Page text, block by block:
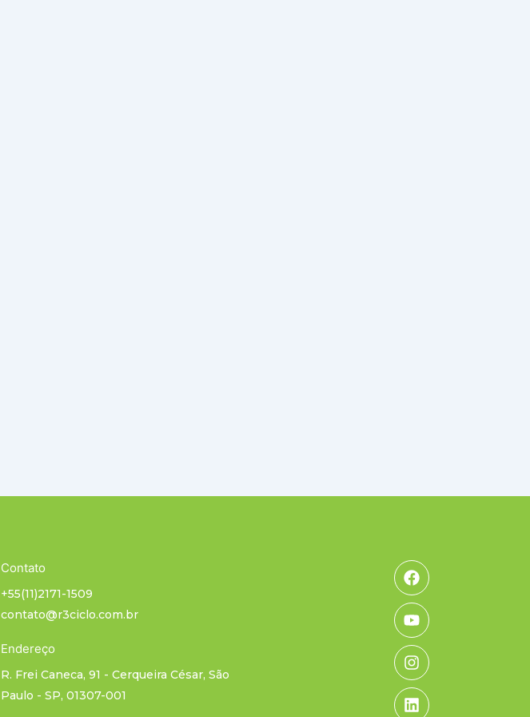
Contato
+55(11)2171-1509
contato@r3ciclo.com.br
Endereço
R. Frei Caneca, 91 - Cerqueira César, São
Paulo - SP, 01307-001
Facebook
Youtube
Instagram
Linkedin